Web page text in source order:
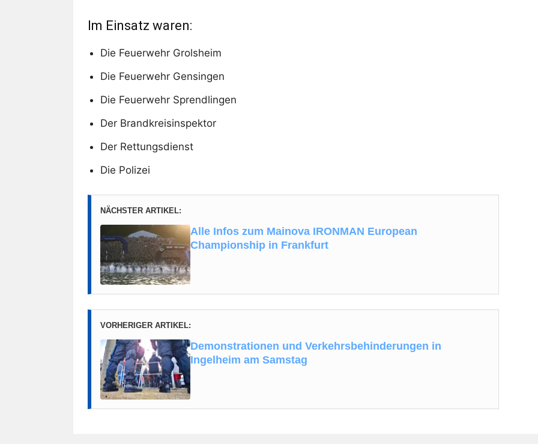
Im Einsatz waren:
Die Feuerwehr Grolsheim
Die Feuerwehr Gensingen
Die Feuerwehr Sprendlingen
Der Brandkreisinspektor
Der Rettungsdienst
Die Polizei
NÄCHSTER ARTIKEL:
Alle Infos zum Mainova IRONMAN European
Championship in Frankfurt
VORHERIGER ARTIKEL:
Demonstrationen und Verkehrsbehinderungen in
Ingelheim am Samstag